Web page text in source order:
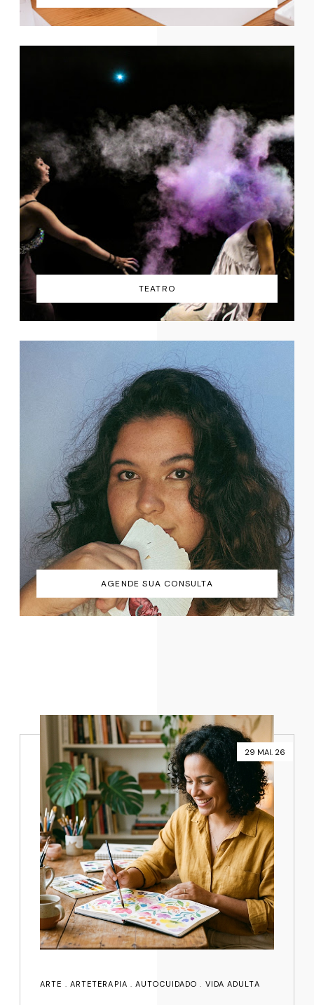
TEATRO
AGENDE SUA CONSULTA
29 MAI. 26
ARTE . ARTETERAPIA .AUTOCUIDADO . VIDA ADULTA